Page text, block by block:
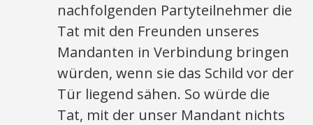
nachfolgenden Partyteilnehmer die
Tat mit den Freunden unseres
Mandanten in Verbindung bringen
würden, wenn sie das Schild vor der
Tür liegend sähen. So würde die
Tat, mit der unser Mandant nichts